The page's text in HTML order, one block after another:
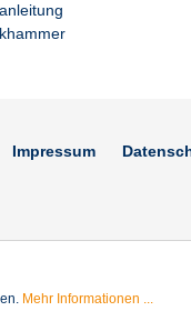
Impressum
Mehr Informationen ...